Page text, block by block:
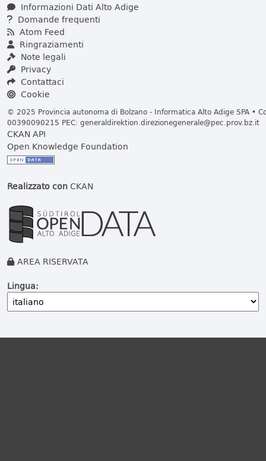
Informazioni Dati Alto Adige
Domande frequenti
Atom Feed
Ringraziamenti
Note legali
Privacy
Contattaci
Cookie
© 2025 Provincia autonoma di Bolzano - Informatica Alto Adige SPA •
00390090215 PEC: generaldirektion.direzionegenerale@pec.prov.bz.it
CKAN API
Open Knowledge Foundation
Realizzato conCKAN
AREA RISERVATA
Lingua